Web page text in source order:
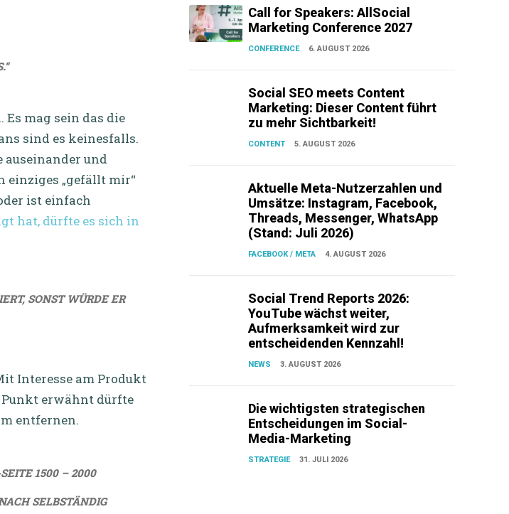
mag sein das die
sind es keinesfalls.
auseinander und
einziges „gefällt mir“
ist einfach
hat, dürfte es sich in
SONST WÜRDE ER
Interesse am Produkt
Punkt erwähnt dürfte
entfernen.
1500 – 2000
SELBSTÄNDIG
Call for Speakers: AllSocial
Marketing Conference 2027
CONFERENCE 6. AUGUST 2026
Social SEO meets Content
Marketing: Dieser Content führt
zu mehr Sichtbarkeit!
CONTENT 5. AUGUST 2026
Aktuelle Meta-Nutzerzahlen und
Umsätze: Instagram, Facebook,
Threads, Messenger, WhatsApp
(Stand: Juli 2026)
FACEBOOK / META 4. AUGUST 2026
Social Trend Reports 2026:
YouTube wächst weiter,
Aufmerksamkeit wird zur
entscheidenden Kennzahl!
NEWS 3. AUGUST 2026
Die wichtigsten strategischen
Entscheidungen im Social-
Media-Marketing
STRATEGIE 31. JULI 2026